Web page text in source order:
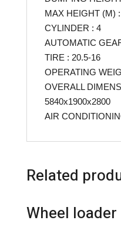
MAX HEIGHT (M)
CYLINDER : 4
AUTOMATIC
TIRE : 20.5-16
OPERATING
OVERALL
5840x1900x2800
AIR
Related
Wheel loader